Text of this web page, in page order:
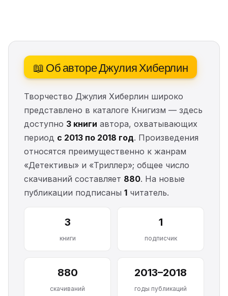
📖 Об авторе Джулия Хиберлин
Творчество Джулия Хиберлин широко
представлено в каталоге Книгизм — здесь
доступно 3 книги автора, охватывающих
период с 2013 по 2018 год. Произведения
относятся преимущественно к жанрам
«Детективы» и «Триллер»; общее число
скачиваний составляет 880. На новые
публикации подписаны 1 читатель.
3
книги
1
подписчик
880
скачиваний
2013–2018
годы публикаций